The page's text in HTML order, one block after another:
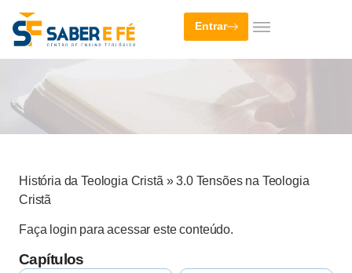
Entrar
História da Teologia Cristã » 3.0 Tensões na Teologia
Cristã
Faça login para acessar este conteúdo.
Capítulos